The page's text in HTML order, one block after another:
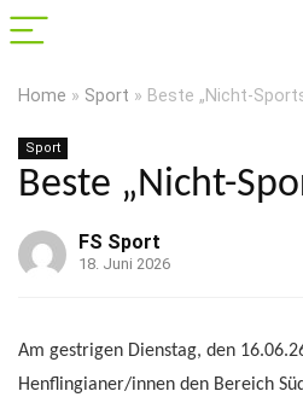
Home » Sport » Beste „Nicht-
Sport
Beste „Nicht-
FS Sport
18. Juni 2026
Am gestrigen Dienstag, den
Henflingianer/innen den Bereich